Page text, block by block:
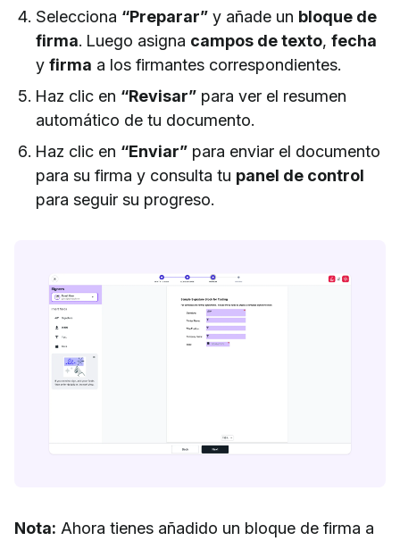
Selecciona “Preparar” y añade un bloque de
firma. Luego asigna campos de texto, fecha
y firma a los firmantes correspondientes.
Haz clic en “Revisar” para ver el resumen
automático de tu documento.
Haz clic en “Enviar” para enviar el documento
para su firma y consulta tu panel de control
para seguir su progreso.
Nota: Ahora tienes añadido un bloque de firma a